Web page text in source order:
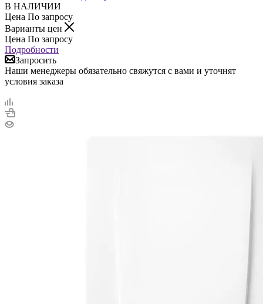
В НАЛИЧИИ
Цена По запросу
Варианты цен
Цена По запросу
Подробности
Запросить
Наши менеджеры обязательно свяжутся с вами и уточнят
условия заказа